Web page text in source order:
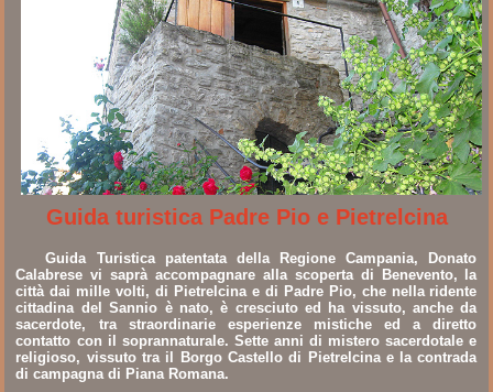
Guida turistica Padre Pio e Pietrelcina
Guida Turistica patentata della Regione Campania, Donato
Calabrese vi saprà accompagnare alla scoperta di Benevento, la
città dai mille volti, di Pietrelcina e di Padre Pio, che nella ridente
cittadina del Sannio è nato, è cresciuto ed ha vissuto, anche da
sacerdote, tra straordinarie esperienze mistiche ed a diretto
contatto con il soprannaturale. Sette anni di mistero sacerdotale e
religioso, vissuto tra il Borgo Castello di Pietrelcina e la contrada
di campagna di Piana Romana.